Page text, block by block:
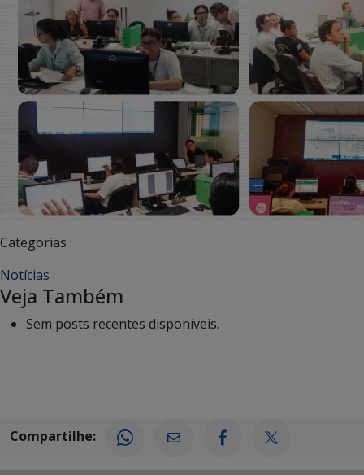
Categorias :
Notícias
Veja Também
Sem posts recentes disponíveis.
Compartilhe: